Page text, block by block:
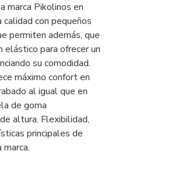
marca Pikolinos en
con pequeños
permiten además, que
elástico para ofrecer un
su comodidad.
máximo confort en
al igual que en
de goma
altura. Flexibilidad,
principales de